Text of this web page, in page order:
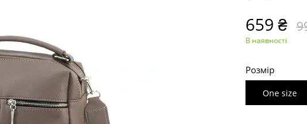
659 ₴
В наявності
Розмір
One size